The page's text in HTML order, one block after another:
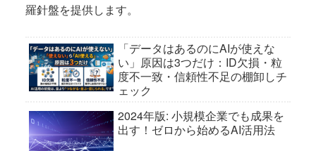
羅針盤を提供します。
「データはあるのにAIが使えな
い」原因は3つだけ：ID欠損・粒
度不一致・信頼性不足の棚卸しチ
ェック
2024年版: 小規模企業でも成果を
出す！ゼロから始めるAI活用法